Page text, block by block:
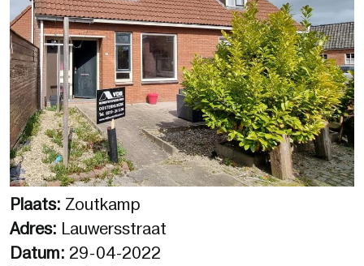
Plaats: Zoutkamp
Adres: Lauwersstraat
Datum: 29-04-2022